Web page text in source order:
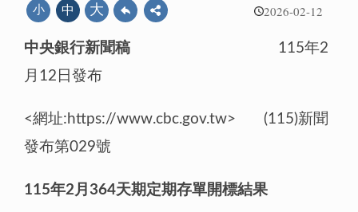
2026-02-12
小 中 大
中央銀行新聞稿 115年2
月12日發布
<網址:https://www.cbc.gov.tw> (115)新聞
發布第029號
115年2月364天期定期存單開標結果